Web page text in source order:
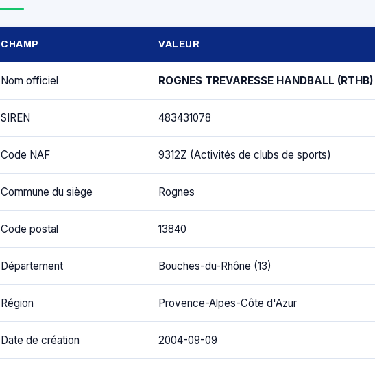
CHAMP VALEUR
Nom officiel ROGNES TREVARESSE HANDBALL (RTHB)
SIREN 483431078
Code NAF 9312Z (Activités de clubs de sports)
Commune du siège Rognes
Code postal 13840
Département Bouches-du-Rhône (13)
Région Provence-Alpes-Côte d'Azur
Date de création 2004-09-09